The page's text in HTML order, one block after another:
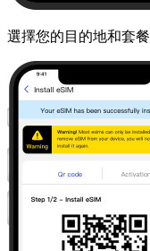
選擇您的目的地和套餐